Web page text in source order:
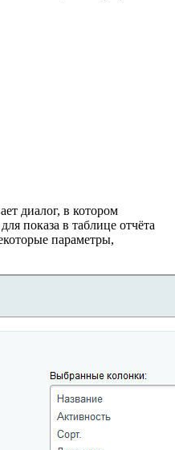
диалог, в котором
показа в таблице отчёта
параметры,